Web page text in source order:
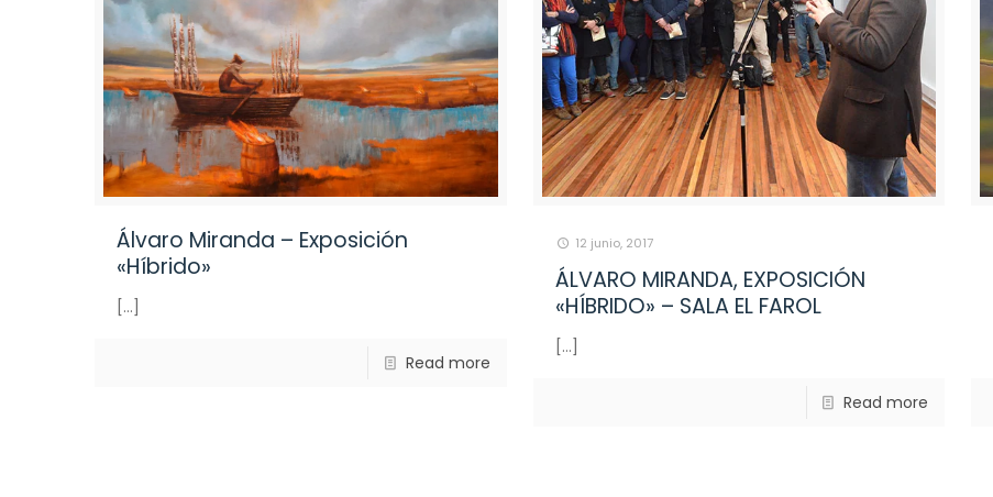
Álvaro Miranda – Exposición
«Híbrido»
[…]
Read more
12 junio, 2017
ÁLVARO MIRANDA, EXPOSICIÓN
«HÍBRIDO» – SALA EL FAROL
[…]
Read more